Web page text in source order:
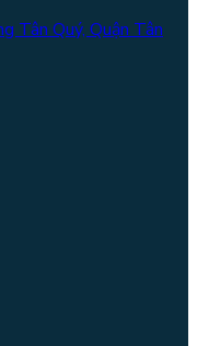
Tân Quý, Quận Tân